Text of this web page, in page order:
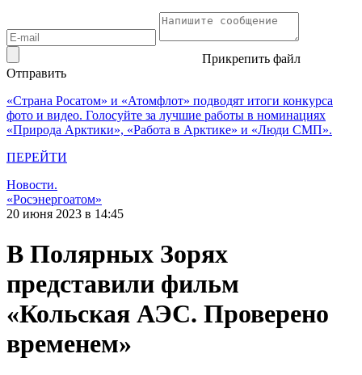
Прикрепить файл
Отправить
«Страна Росатом» и «Атомфлот» подводят итоги конкурса
фото и видео. Голосуйте за лучшие работы в номинациях
«Природа Арктики», «Работа в Арктике» и «Люди СМП».
ПЕРЕЙТИ
Новости.
«Росэнергоатом»
20 июня 2023 в 14:45
В Полярных Зорях
представили фильм
«Кольская АЭС. Проверено
временем»